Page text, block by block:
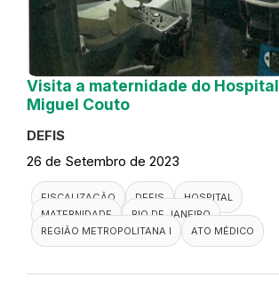
Visita a maternidade do Hospital
Miguel Couto
DEFIS
26 de Setembro de 2023
FISCALIZAÇÃO DEFIS
HOSPITAL
MATERNIDADE
RIO DE JANEIRO
REGIÃO METROPOLITANA I
ATO MÉDICO